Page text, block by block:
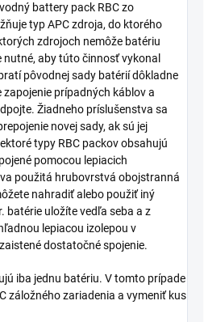
battery pack RBC zo
typ APC zdroja, do ktorého
zdrojoch nemôže batériu
aby túto činnosť vykonal
pôvodnej sady batérií dôkladne
prípadných káblov a
Žiadneho príslušenstva sa
novej sady, ak sú jej
typy RBC packov obsahujú
pomocou lepiacich
použitá hrubovrstvá obojstranná
nahradiť alebo použiť iný
batérie uložíte vedľa seba a z
lepiacou izolepou v
dostatočné spojenie.
iba jednu batériu. V tomto prípade
záložného zariadenia a vymeniť kus